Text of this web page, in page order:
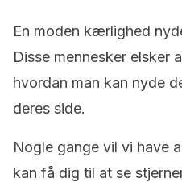
En moden kærlighed
Disse mennesker elsker
hvordan man kan nyde
deres side.
Nogle gange vil vi have
kan få dig til at se